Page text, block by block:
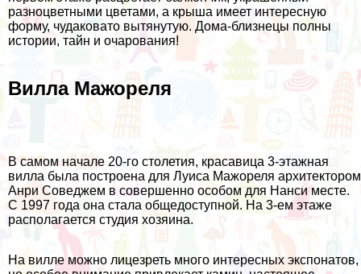
разноцветными цветами, а крыша имеет интересную
форму, чудаковато вытянутую. Дома-близнецы полны
истории, тайн и очарования!
Вилла Мажореля
В самом начале 20-го столетия, красавица 3-этажная
вилла была построена для Луиса Мажореля архитектором
Анри Соведжем в совершенно особом для Нанси месте.
С 1997 года она стала общедоступной. На 3-ем этаже
располагается студия хозяина.
На вилле можно лицезреть много интересных экспонатов,